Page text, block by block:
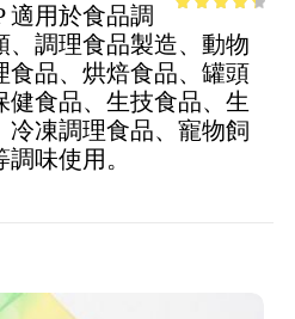
of 5
適用於食品調
、調理食品製造、動物
食品、烘焙食品、罐頭
健食品、生技食品、生
冷凍調理食品、寵物飼
味使用。